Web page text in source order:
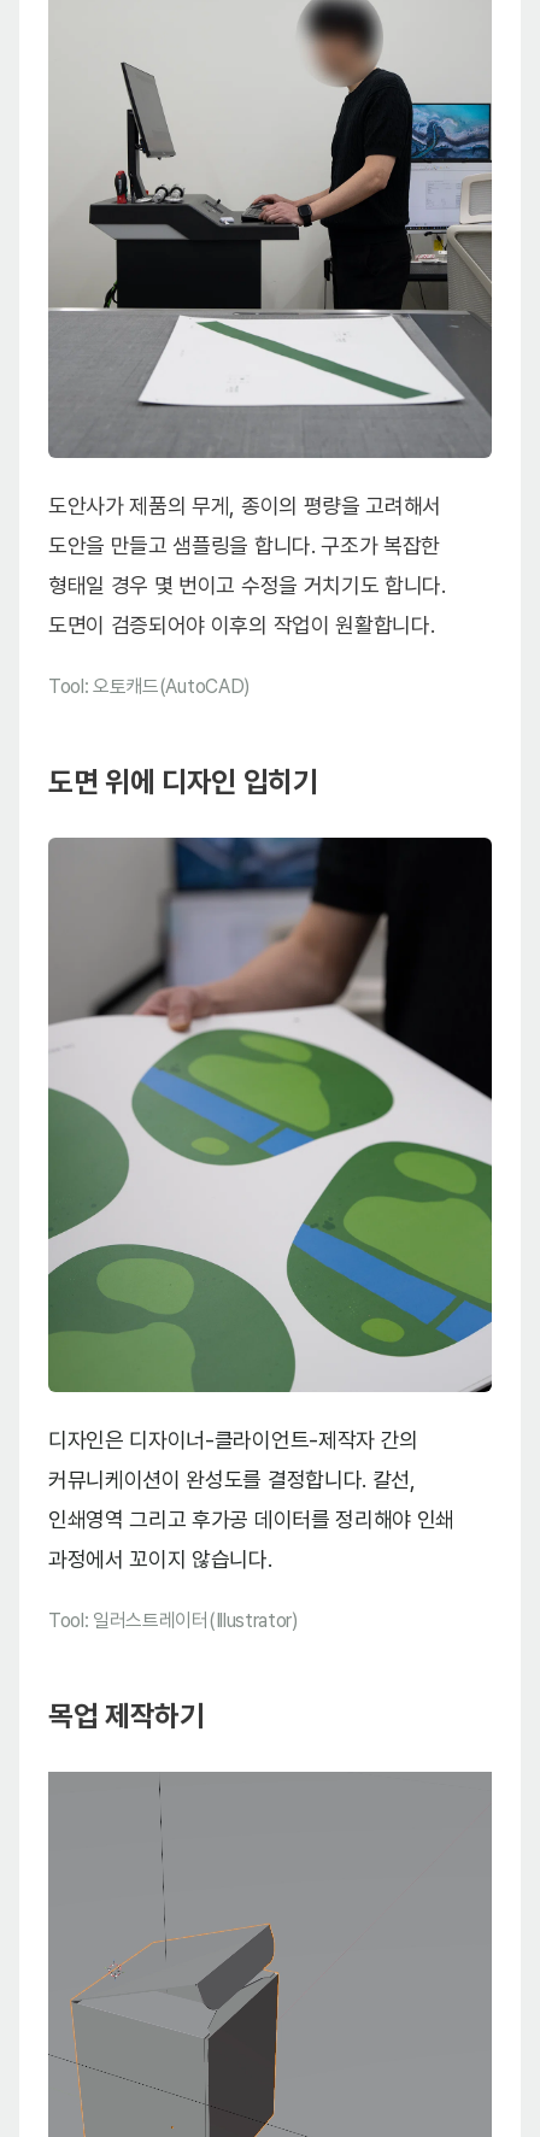
도안사가 제품의 무게, 종이의 평량을 고려해서
도안을 만들고 샘플링을 합니다. 구조가 복잡한
형태일 경우 몇 번이고 수정을 거치기도 합니다.
도면이 검증되어야 이후의 작업이 원활합니다.
Tool: 오토캐드(AutoCAD)
도면 위에 디자인 입히기
디자인은 디자이너-클라이언트-제작자 간의
커뮤니케이션이 완성도를 결정합니다. 칼선,
인쇄영역 그리고 후가공 데이터를 정리해야 인쇄
과정에서 꼬이지 않습니다.
Tool: 일러스트레이터(Illustrator)
목업 제작하기